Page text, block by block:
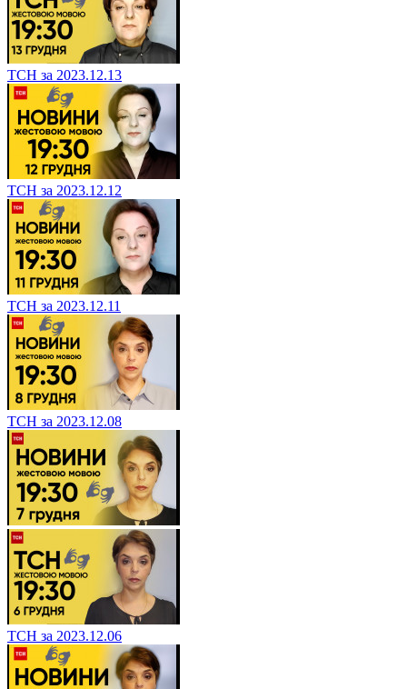
ТСН за 2023.12.13
ТСН за 2023.12.12
ТСН за 2023.12.11
ТСН за 2023.12.08
ТСН за 2023.12.06